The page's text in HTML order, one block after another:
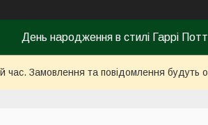
День народження в стилі Гаррі
час. Замовлення та повідомлення